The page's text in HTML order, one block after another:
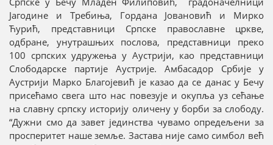
Јагодине и Требиња, Гордана Јовановић и Мирко
Ћурић, представници Српске православне цркве,
одбране, унутрашњих послова, представници преко
100 српских удружења у Аустрији, као представници
Слободарске партије Аустрије. Амбасадор Србије у
Аустрији Марко Благојевић је казао да се данас у Бечу
присећамо свега што нас повезује и окупља уз сећање
на славну српску историју оличену у борби за слободу.
“Дужни смо да завет јединства чувамо опредељени за
просперитет наше земље. Застава није само симбол већ